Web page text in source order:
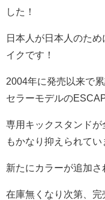
した！
日本人が日本人のた
イクです！
2004年に発売以来で
セラーモデルの
専用キックスタンド
もかなり抑えられてい
新たにカラーが追加さ
在庫無くなり次第、完